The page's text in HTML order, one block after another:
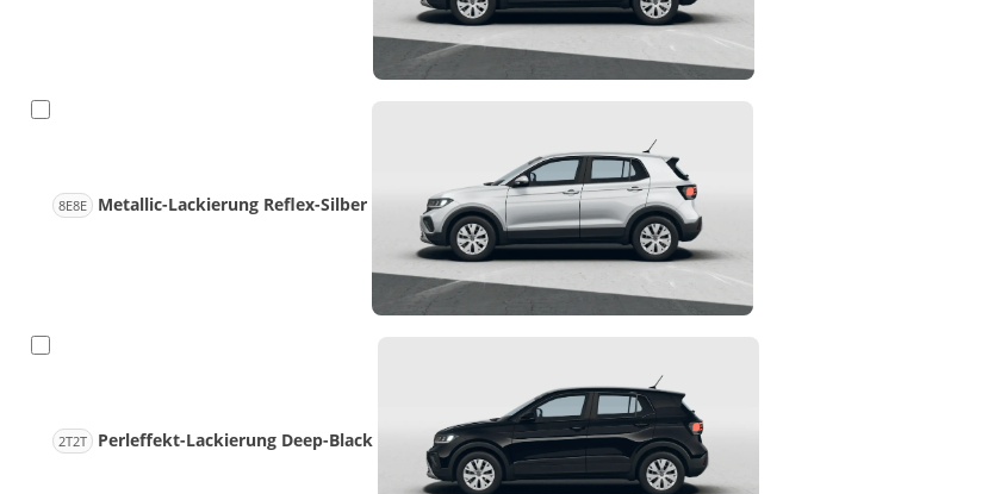
8E8E Metallic-Lackierung Reflex-Silber
2T2T Perleffekt-Lackierung Deep-Black